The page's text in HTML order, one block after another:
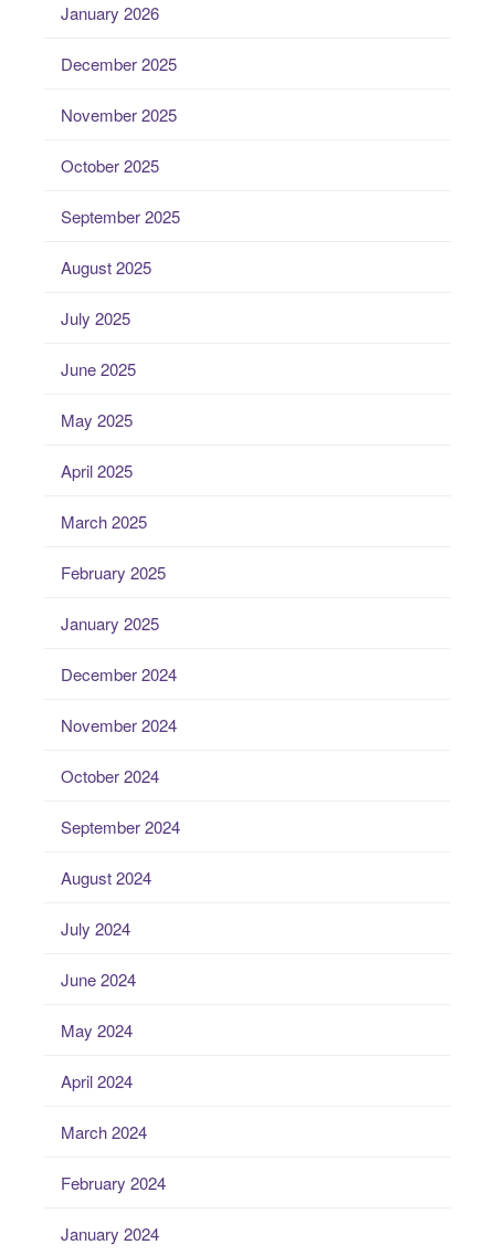
January 2026
December 2025
November 2025
October 2025
September 2025
August 2025
July 2025
June 2025
May 2025
April 2025
March 2025
February 2025
January 2025
December 2024
November 2024
October 2024
September 2024
August 2024
July 2024
June 2024
May 2024
April 2024
March 2024
February 2024
January 2024